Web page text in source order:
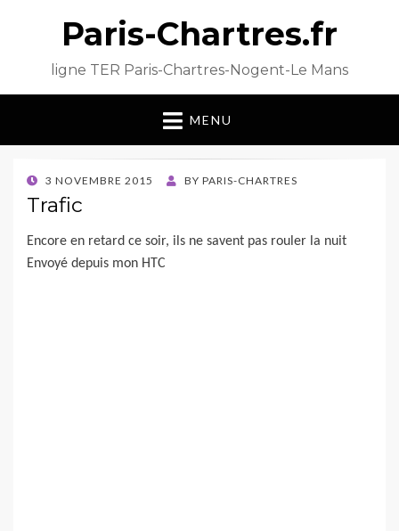
Paris-Chartres.fr
ligne TER Paris-Chartres-Nogent-Le Mans
MENU
POSTED
ON
3 NOVEMBRE 2015 BY PARIS-CHARTRES
Trafic
Encore en retard ce soir, ils ne savent pas rouler la nuit
Envoyé depuis mon HTC